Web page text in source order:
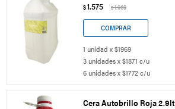
$1.575 $1.969
1 unidad x $1969
3 unidades x $1871 c/u
6 unidades x $1772 c/u
Cera Autobrillo Roja 2.9lt